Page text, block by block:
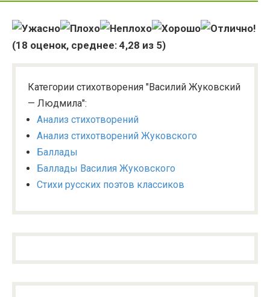
(18 оценок, среднее: 4,28 из 5)
Категории стихотворения "Василий Жуковский
— Людмила":
Анализ стихотворений
Анализ стихотворений Жуковского
Баллады
Баллады Василия Жуковского
Стихи русских поэтов классиков